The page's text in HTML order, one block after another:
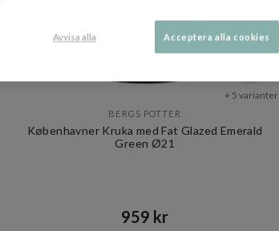
+ 5 varianter
BERGS POTTER
Københavner Kruka med Fat Glazed Emerald
Green Ø21
959 kr​​
Avvisa alla Acceptera alla cookies